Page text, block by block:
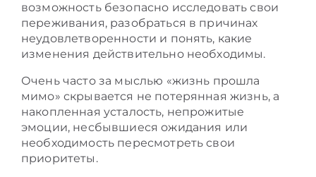
возможность безопасно исследовать свои
переживания, разобраться в причинах
неудовлетворенности и понять, какие
изменения действительно необходимы.
Очень часто за мыслью «жизнь прошла
мимо» скрывается не потерянная жизнь, а
накопленная усталость, непрожитые
эмоции, несбывшиеся ожидания или
необходимость пересмотреть свои
приоритеты.